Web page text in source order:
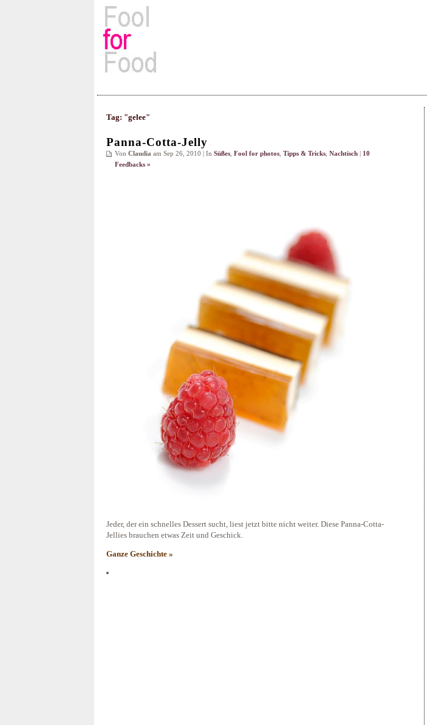
Tag: "gelee"
Panna-Cotta-Jelly
Von Claudia am Sep 26, 2010 | In Süßes Fool for photos Tipps & Tricks Nachtisch
10
Feedbacks »
Jeder, der ein schnelles Dessert sucht, liest jetzt bitte nicht weiter. Diese Panna-Cotta-
Jellies brauchen etwas Zeit und Geschick.
Ganze Geschichte »